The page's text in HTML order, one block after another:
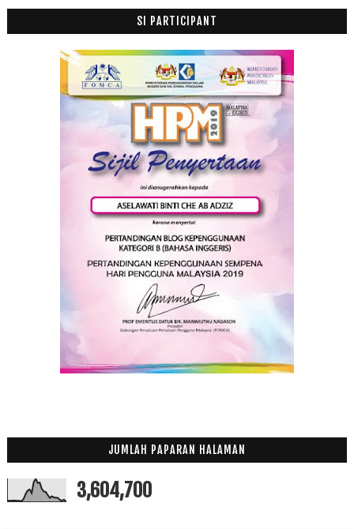
Nasi Kerabu, B-Complex Shaklee dan Iberet Ibu Hamil
Tujuh Golongan Yang Dikasihi Allah
BIASISWA FAIR & LOVELY 2017 RM200,000
Semangat Yang Hilang
Jawatan Kosong : SENIOR ACCOUNT EXECUTIVE
Ada Nuffnang Baru Masuk
Bila Anak Kecil Datang Nak Pinjam Duit
Bila Disapa Teman Bertahun Tidak Bertemu
Perbelanjaan Naik Di Kala Tahun Baru 2017
SI PARTICIPANT
JUMLAH PAPARAN HALAMAN
3,604,700